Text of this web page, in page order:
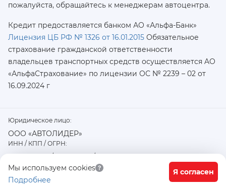
Мы используем cookies
Подробнее
Я согласен
пожалуйста, обращайтесь к менеджерам автоцентра.
Кредит предоставляется банком АО «Альфа-Банк»
Лицензия ЦБ РФ № 1326 от 16.01.2015 Обязательное
страхование гражданской ответственности
владельцев транспортных средств осуществляется AO
«АльфаСтрахование» по лицензии ОС № 2239 – 02 от
16.09.2024 г
Юридическое лицо:
ООО «АВТОЛИДЕР»
ИНН / КПП / ОГРН:
7726402915 / 772601001 / 1177746487918
Физический / юридический адрес:
117556, город Москва, Варшавское ш., д. 91 стр. 11